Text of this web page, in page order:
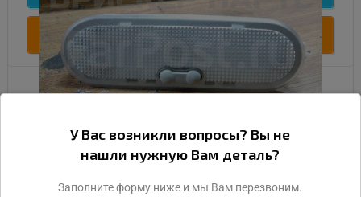
Купить
подсветки салона для Рено Логан 1
поколение LS0G LS12 рестайлинг
Оригинальный номер (OEM): 8200074362
У Вас возникли вопросы? Вы не
нашли нужную Вам деталь?
Заполните форму ниже и мы Вам перезвоним.